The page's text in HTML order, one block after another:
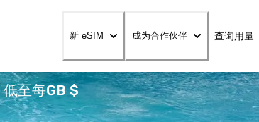
新 eSIM 成为合作伙伴 查询用量
至每GB $